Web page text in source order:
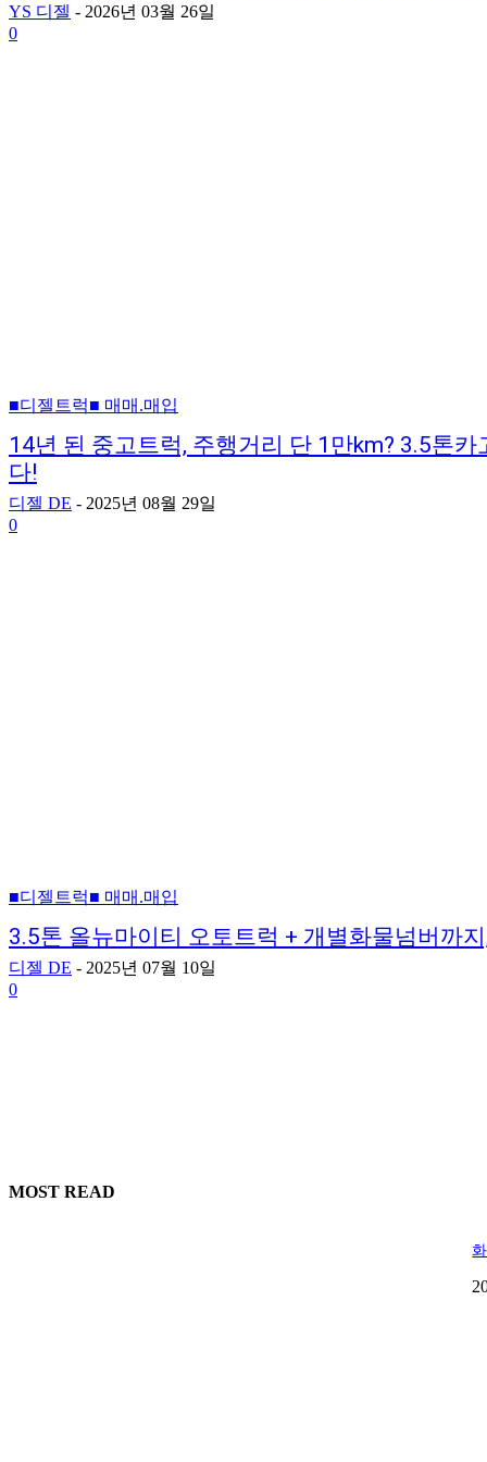
YS 디젤 - 2026년 03월 26일
0
■디젤트럭■ 매매.매입
14년 된 중고트럭, 주행거리 단 1만km? 3.5톤
다!
디젤 DE - 2025년 08월 29일
0
■디젤트럭■ 매매.매입
3.5톤 올뉴마이티 오토트럭 + 개별화물넘버까
디젤 DE - 2025년 07월 10일
0
MOST READ